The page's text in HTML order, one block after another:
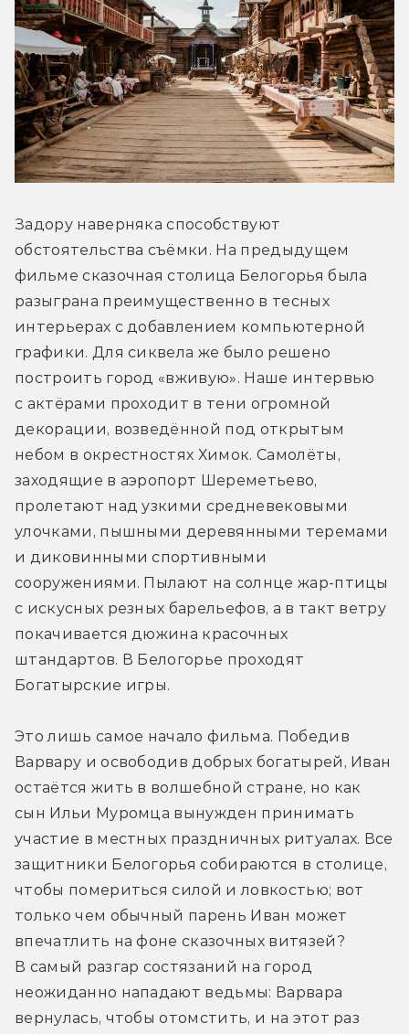
Задору наверняка способствуют
обстоятельства съёмки. На предыдущем
фильме сказочная столица Белогорья была
разыграна преимущественно в тесных
интерьерах с добавлением компьютерной
графики. Для сиквела же было решено
построить город «вживую». Наше интервью
с актёрами проходит в тени огромной
декорации, возведённой под открытым
небом в окрестностях Химок. Самолёты,
заходящие в аэропорт Шереметьево,
пролетают над узкими средневековыми
улочками, пышными деревянными теремами
и диковинными спортивными
сооружениями. Пылают на солнце жар-птицы
с искусных резных барельефов, а в такт ветру
покачивается дюжина красочных
штандартов. В Белогорье проходят
Богатырские игры.
Это лишь самое начало фильма. Победив
Варвару и освободив добрых богатырей, Иван
остаётся жить в волшебной стране, но как
сын Ильи Муромца вынужден принимать
участие в местных праздничных ритуалах. Все
защитники Белогорья собираются в столице,
чтобы помериться силой и ловкостью; вот
только чем обычный парень Иван может
впечатлить на фоне сказочных витязей?
В самый разгар состязаний на город
неожиданно нападают ведьмы: Варвара
вернулась, чтобы отомстить, и на этот раз